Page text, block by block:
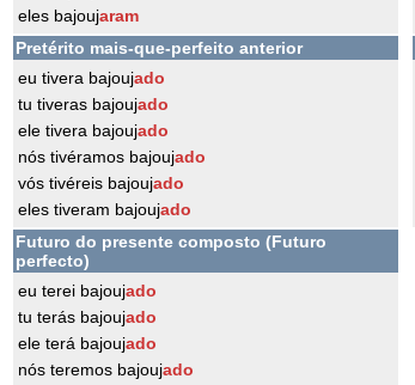
eles bajoujaram
Pretérito mais-que-perfeito anterior
eu tivera bajoujado
tu tiveras bajoujado
ele tivera bajoujado
nós tivéramos bajoujado
vós tivéreis bajoujado
eles tiveram bajoujado
Futuro do presente composto (Futuro
perfecto)
eu terei bajoujado
tu terás bajoujado
ele terá bajoujado
nós teremos bajoujado